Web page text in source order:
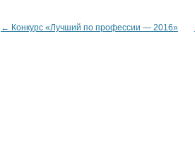
Post navigation
← Конкурс «Лучший по профессии — 2016»